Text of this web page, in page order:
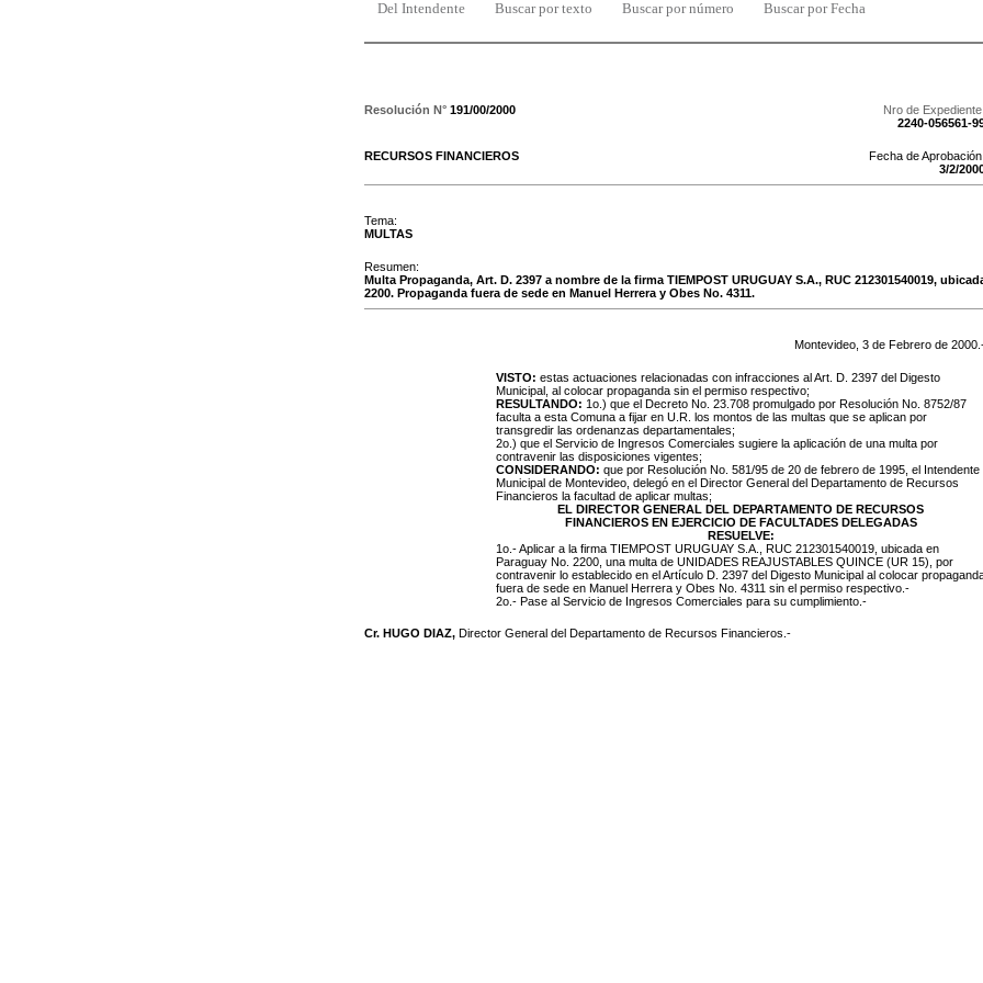
Del Intendente Buscar por texto Buscar por número Buscar por Fecha
Resolución N° 191/00/2000
Nro de
2240-056561-
RECURSOS FINANCIEROS
Fecha de
3/2/
Tema:
MULTAS
Resumen:
Multa Propaganda, Art. D. 2397 a nombre de la firma TIEMPOST URUGUAY S.A., RUC 212301540019,
2200. Propaganda fuera de sede en Manuel Herrera y Obes No. 4311.
Montevideo, 3 de Febrero de 2000
VISTO: estas actuaciones relacionadas con infracciones al Art. D. 2397 del Digesto
Municipal, al colocar propaganda sin el permiso respectivo;
RESULTANDO: 1o.) que el Decreto No. 23.708 promulgado por Resolución No. 8752/87
faculta a esta Comuna a fijar en U.R. los montos de las multas que se aplican por
transgredir las ordenanzas departamentales;
2o.) que el Servicio de Ingresos Comerciales sugiere la aplicación de una multa por
contravenir las disposiciones vigentes;
CONSIDERANDO: que por Resolución No. 581/95 de 20 de febrero de 1995, el Intendente
Municipal de Montevideo, delegó en el Director General del Departamento de Recursos
Financieros la facultad de aplicar multas;
EL DIRECTOR GENERAL DEL DEPARTAMENTO DE RECURSOS
FINANCIEROS EN EJERCICIO DE FACULTADES DELEGADAS
RESUELVE:
1o.- Aplicar a la firma TIEMPOST URUGUAY S.A., RUC 212301540019 , ubicada en
Paraguay No. 2200 , una multa de UNIDADES REAJUSTABLES QUINCE (UR 15) , por
contravenir lo establecido en el Artículo D. 2397 del Digesto Municipal al colocar
fuera de sede en Manuel Herrera y Obes No. 4311 sin el permiso respectivo.-
2o.- Pase al Servicio de Ingresos Comerciales para su cumplimiento.-
Cr. HUGO DIAZ, Director General del Departamento de Recursos Financieros.-